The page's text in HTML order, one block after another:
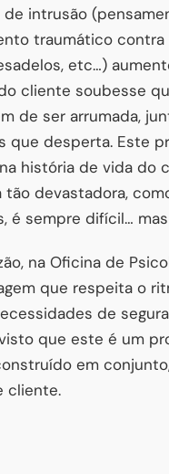
intrusão
traumático contra
etc…)
cliente soubesse
de ser arrumada,
que desperta. Este
história de vida do
tão devastadora,
é sempre difícil…
na Oficina de
que respeita o
de
que este é um
em
cliente.